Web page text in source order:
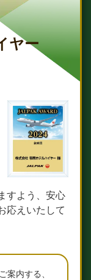
ヤー
すよう、安心
応えいたして
案内する、